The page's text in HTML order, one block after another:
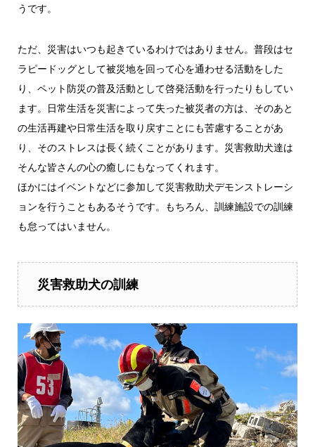
うです。
ただ、災害はいつも起きているわけではありません。普段はセ
ラピードッグとして被災地を回って心を通わせる活動をした
り、ペット防災の普及活動として啓発活動を行ったりもしてい
ます。日常生活を災害によって失った被災者の方は、そのあと
の生活再建や日常生活を取り戻すことにも苦慮することがあ
り、そのストレスは長く続くことがあります。災害救助犬達は
そんな皆さんの心の癒しにもなってくれます。
ほかにはイベントなどに参加して災害救助犬デモンストレーシ
ョンを行うこともあるそうです。もちろん、訓練施設での訓練
も怠ってはいません。
災害救助犬の訓練